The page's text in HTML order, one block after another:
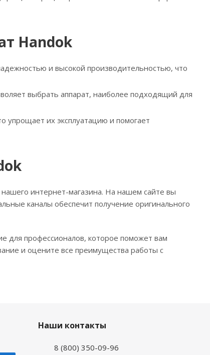
Handok
и высокой производительностью, что
выбрать аппарат, наиболее подходящий для
упрощает их эксплуатацию и помогает
интернет-магазина. На нашем сайте вы
каналы обеспечит получение оригинального
профессионалов, которое поможет вам
и оцените все преимущества работы с
Наши контакты
8 (800) 350-09-96